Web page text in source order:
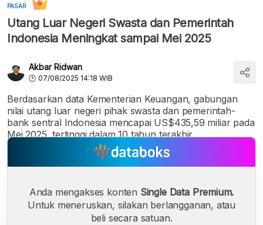
PASAR
Utang Luar Negeri Swasta dan Pemerintah
Indonesia Meningkat sampai Mei 2025
Akbar Ridwan
07/08/2025 14:18 WIB
Berdasarkan data Kementerian Keuangan, gabungan
nilai utang luar negeri pihak swasta dan pemerintah-
bank sentral Indonesia mencapai US$435,59 miliar pada
Mei 2025, tertinggi dalam 10 tahun terakhir.
Anda mengakses konten Single Data Premium.
Untuk meneruskan, silakan berlangganan, atau
beli secara satuan.